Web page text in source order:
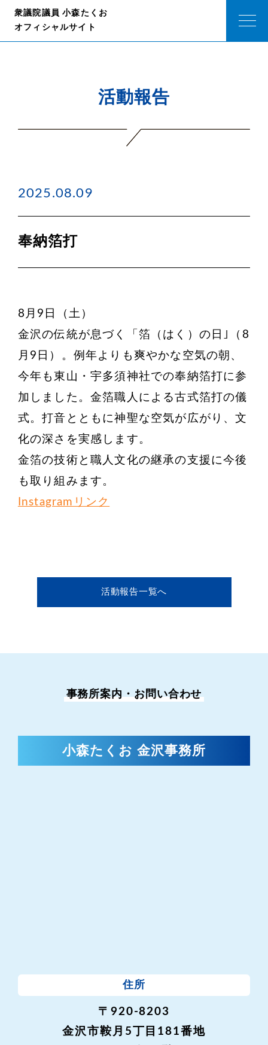
衆議院議員 小森たくお
オフィシャルサイト
活動報告
2025.08.09
奉納箔打
8月9日（土）
金沢の伝統が息づく「箔（はく）の日｣（8
月9日）。例年よりも爽やかな空気の朝、
今年も東山・宇多須神社での奉納箔打に参
加しました。金箔職人による古式箔打の儀
式。打音とともに神聖な空気が広がり、文
化の深さを実感します。
金箔の技術と職人文化の継承の支援に今後
も取り組みます。
Instagramリンク
活動報告一覧へ
事務所案内・お問い合わせ
小森たくお 金沢事務所
住所
〒920-8203
金沢市鞍月5丁目181番地